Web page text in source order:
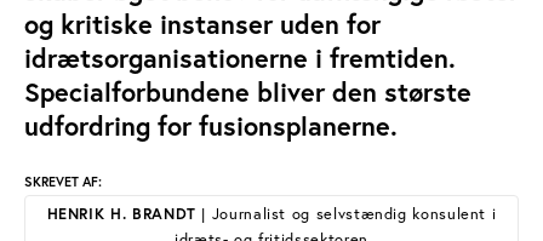
og kritiske instanser uden for
idrætsorganisationerne i fremtiden.
Specialforbundene bliver den største
udfordring for fusionsplanerne.
SKREVET AF:
HENRIK H. BRANDT | Journalist og selvstændig konsulent i